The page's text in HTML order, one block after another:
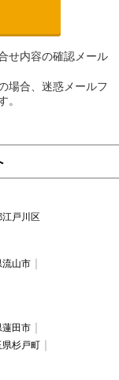
せ内容の確認メール
場合、迷惑メールフ
。
江戸川区
流山市
蓮田市
県杉戸町